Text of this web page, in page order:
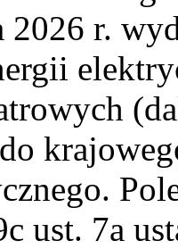
r.
ust. 7a